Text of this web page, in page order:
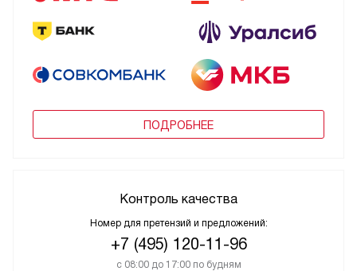
ПОДРОБНЕЕ
Контроль качества
Номер для претензий и предложений:
+7 (495) 120-11-96
с 08:00 до 17:00 по будням